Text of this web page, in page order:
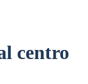
centro